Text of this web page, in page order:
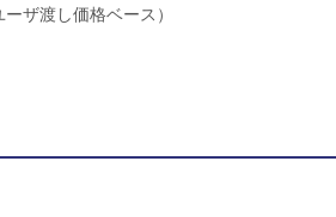
ザ渡し価格ベース）